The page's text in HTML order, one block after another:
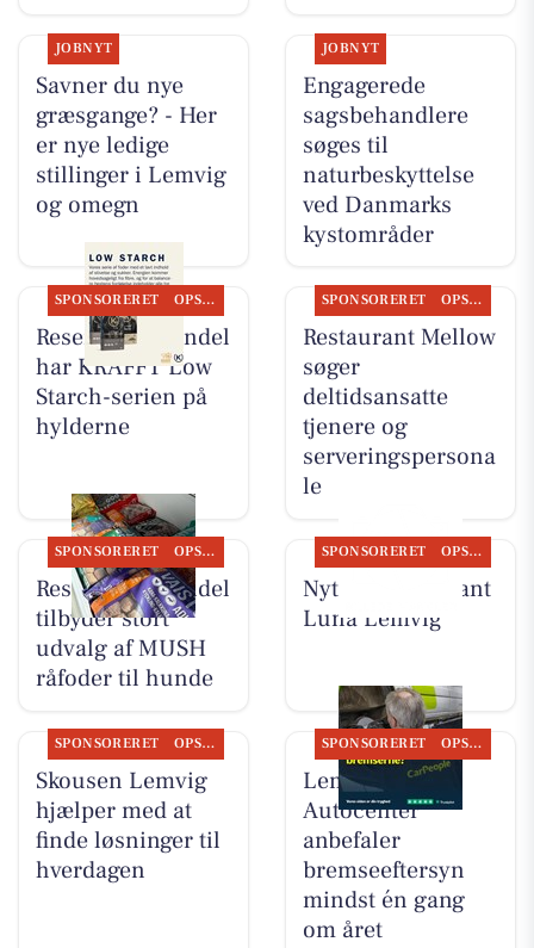
JOBNYT
Savner du nye
græsgange? - Her
er nye ledige
stillinger i Lemvig
og omegn
JOBNYT
Engagerede
sagsbehandlere
søges til
naturbeskyttelse
ved Danmarks
kystområder
SPONSORERET OPSLAGSTAVLEN
Resen Landhandel
har KRAFFT Low
Starch-serien på
hylderne
SPONSORERET OPSLAGSTAVLEN
Restaurant Mellow
søger
deltidsansatte
tjenere og
serveringspersona
le
SPONSORERET OPSLAGSTAVLEN
Resen Landhandel
tilbyder stort
udvalg af MUSH
råfoder til hunde
SPONSORERET OPSLAGSTAVLEN
Nyt fra Restaurant
Luna Lemvig
SPONSORERET OPSLAGSTAVLEN
Skousen Lemvig
hjælper med at
finde løsninger til
hverdagen
SPONSORERET OPSLAGSTAVLEN
Lemvig
Autocenter
anbefaler
bremseeftersyn
mindst én gang
om året